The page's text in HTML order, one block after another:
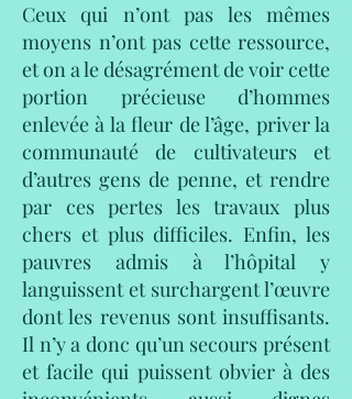
Ceux qui n’ont pas les mêmes
moyens n’ont pas cette ressource,
et on a le désagrément de voir cette
portion précieuse d’hommes
enlevée à la fleur de l’âge, priver la
communauté de cultivateurs et
d’autres gens de penne, et rendre
par ces pertes les travaux plus
chers et plus difficiles. Enfin, les
pauvres admis à l’hôpital y
languissent et surchargent l’œuvre
dont les revenus sont insuffisants.
Il n’y a donc qu’un secours présent
et facile qui puissent obvier à des